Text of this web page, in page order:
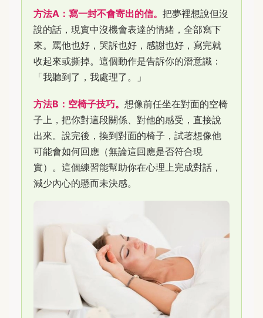
方法A：寫一封不會寄出的信。 把夢裡想說但沒
說的話，現實中沒機會表達的情緒，全部寫下
來。罵他也好，哭訴也好，感謝也好，寫完就
收起來或撕掉。這個動作是告訴你的潛意識：
「我聽到了，我處理了。」
方法B：空椅子技巧。 想像前任坐在對面的空椅
子上，把你對這段關係、對他的感受，直接說
出來。說完後，換到對面的椅子，試著想像他
可能會如何回應（無論這回應是否符合現
實）。這個練習能幫助你在心理上完成對話，
減少內心的懸而未決感。